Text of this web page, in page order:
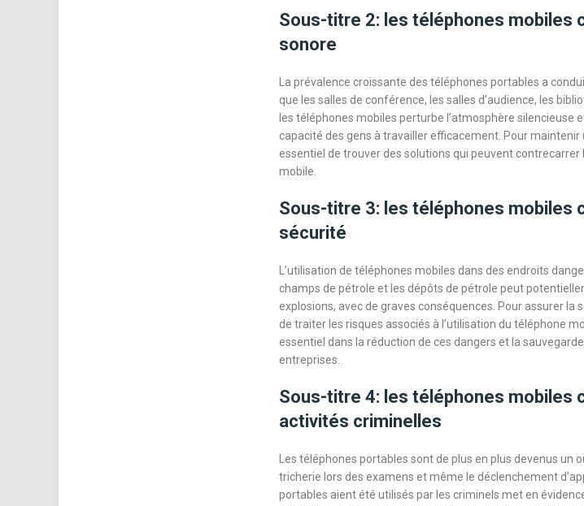
Sous-titre 2: les téléphones mobiles
sonore
La prévalence croissante des téléphones portables a
que les salles de conférence, les salles d’audience, les
les téléphones mobiles perturbe l’atmosphère silencieuse
capacité des gens à travailler efficacement. Pour
essentiel de trouver des solutions qui peuvent
mobile.
Sous-titre 3: les téléphones mobiles
sécurité
L’utilisation de téléphones mobiles dans des endroits
champs de pétrole et les dépôts de pétrole peut
explosions, avec de graves conséquences. Pour assurer la
de traiter les risques associés à l’utilisation du téléphone
essentiel dans la réduction de ces dangers et la
entreprises.
Sous-titre 4: les téléphones mobiles
activités criminelles
Les téléphones portables sont de plus en plus devenus un
tricherie lors des examens et même le déclenchement
portables aient été utilisés par les criminels met en